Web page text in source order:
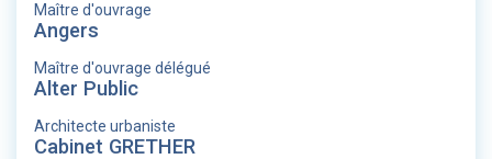
Maître d'ouvrage
Angers
Maître d'ouvrage délégué
Alter Public
Architecte urbaniste
Cabinet GRETHER